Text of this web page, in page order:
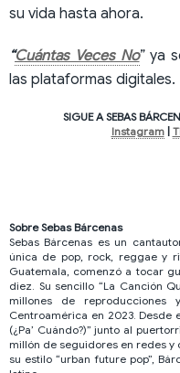
su vida hasta ahora.
“Cuántas Veces No” ya
las plataformas digitales.
SIGUE A SEBAS
Instagram|
Sobre Sebas Bárcenas
Sebas Bárcenas es un
única de pop, rock, reggae y
Guatemala, comenzó a tocar
diez. Su sencillo “La Canción
millones de
Centroamérica en 2023. Desde
(¿Pa’ Cuándo?)” junto al
millón de seguidores en redes y
su estilo “urban future pop”,